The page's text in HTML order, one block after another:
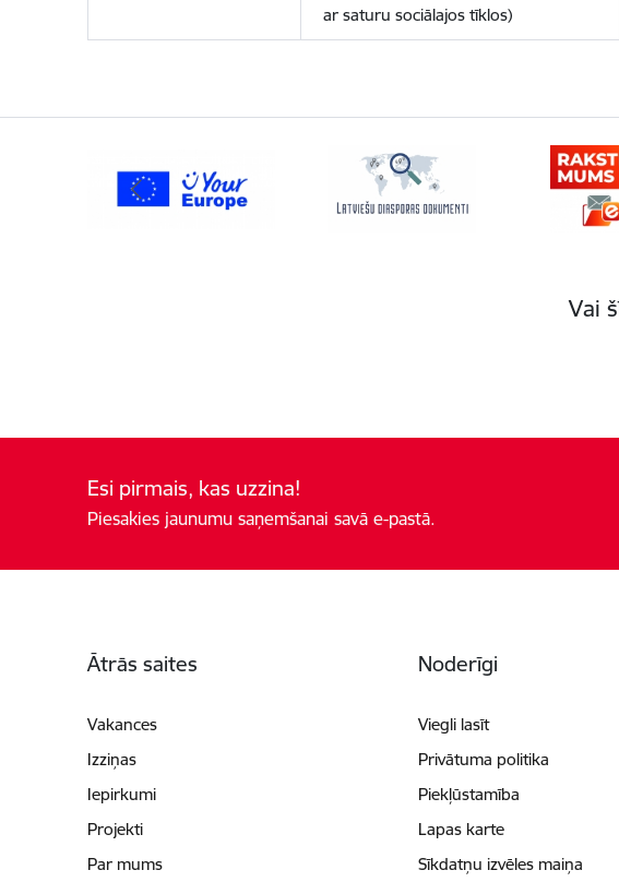
ar saturu sociālajos tīklos)
Vai
Esi pirmais, kas uzzina!
Piesakies jaunumu saņemšanai savā e-pastā.
Ātrās saites
Vakances
Izziņas
Iepirkumi
Projekti
Par mums
Noderīgi
Viegli lasīt
Privātuma politika
Piekļūstamība
Lapas karte
Sīkdatņu izvēles maiņa